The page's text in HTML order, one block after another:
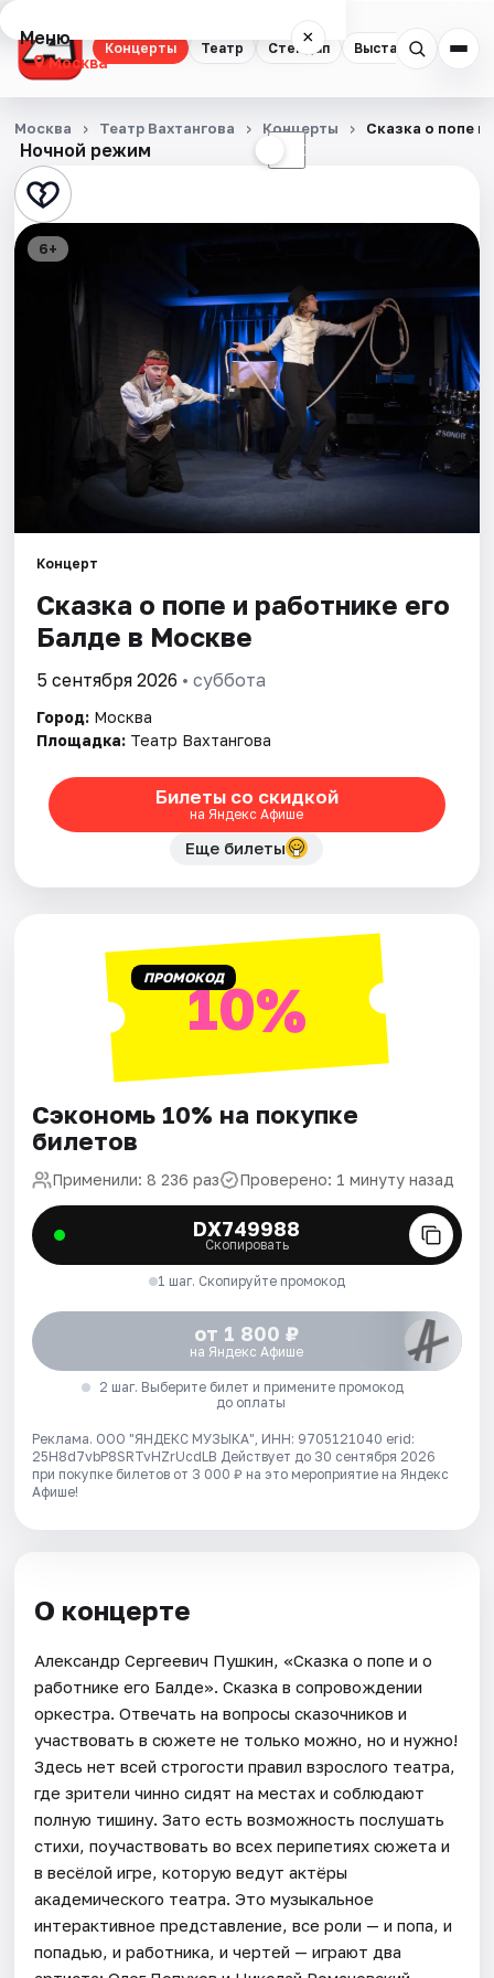
Концерты Театр Стендап Выставки
Меню ×
Москва
Концерты
Театр
Стендап
Квесты
События
Площадки
Артисты
Ночной режим ☾
Москва Театр Вахтангова Концерты Сказка о попе и
6+
Концерт
Сказка о попе и работнике его
Балде в Москве
5 сентября 2026 • суббота
Город: Москва
Площадка: Театр Вахтангова
Билеты со скидкой
на Яндекс Афише
Еще билеты
ПРОМОКОД10%
Сэкономь 10% на покупке
билетов
Применили: 8 236 раз Проверено: 1 минуту назад
DX749988
Скопировать
1 шаг. Скопируйте промокод
от 1 800 ₽
на Яндекс Афише
2 шаг. Выберите билет и примените промокод
до оплаты
Реклама. ООО "ЯНДЕКС МУЗЫКА", ИНН: 9705121040 erid:
25H8d7vbP8SRTvHZrUcdLB Действует до 30 сентября 2026
при покупке билетов от 3 000 ₽ на это мероприятие на Яндекс
Афише!
О концерте
Александр Сергеевич Пушкин, «Сказка о попе и о
работнике его Балде». Сказка в сопровождении
оркестра. Отвечать на вопросы сказочников и
участвовать в сюжете не только можно, но и нужно!
Здесь нет всей строгости правил взрослого театра,
где зрители чинно сидят на местах и соблюдают
полную тишину. Зато есть возможность послушать
стихи, поучаствовать во всех перипетиях сюжета и
в весёлой игре, которую ведут актёры
академического театра. Это музыкальное
интерактивное представление, все роли — и попа, и
попадью, и работника, и чертей — играют два